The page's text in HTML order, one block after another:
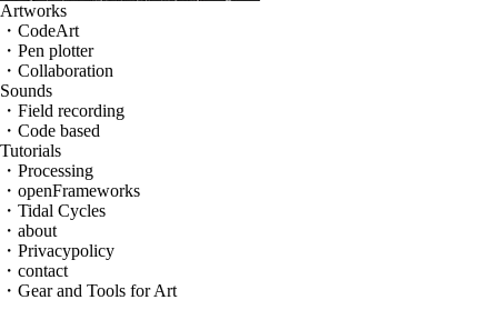
Artworks
・CodeArt
・Pen plotter
・Collaboration
Sounds
・Field recording
・Code based
Tutorials
・Processing
・openFrameworks
・Tidal Cycles
・about
・Privacypolicy
・contact
・Gear and Tools for Art